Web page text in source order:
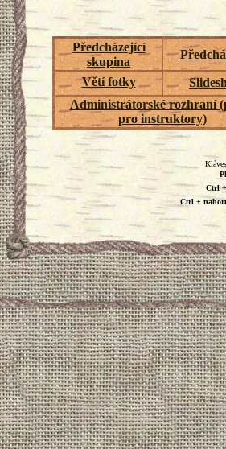
Předcházející
skupina
Větí fotky
Administrátorské rozhraní
pro instruktory)
Ctrl
Ctrl +